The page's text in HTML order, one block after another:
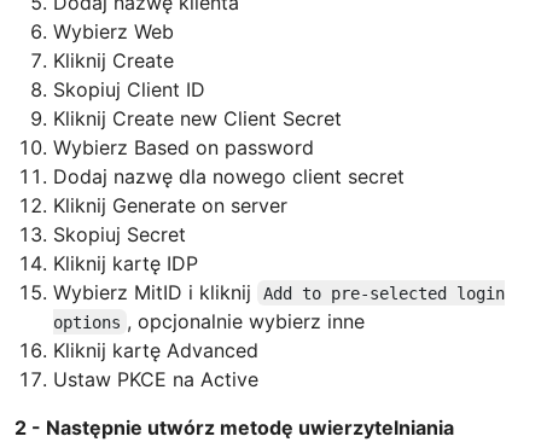
Wybierz Web
Kliknij Create
Skopiuj Client ID
Kliknij Create new Client Secret
Wybierz Based on password
Dodaj nazwę dla nowego client secret
Kliknij Generate on server
Skopiuj Secret
Kliknij kartę IDP
Wybierz MitID i kliknij
Add to pre-selected login
options , opcjonalnie wybierz inne
Kliknij kartę Advanced
Ustaw PKCE na Active
2 - Następnie utwórz metodę uwierzytelniania